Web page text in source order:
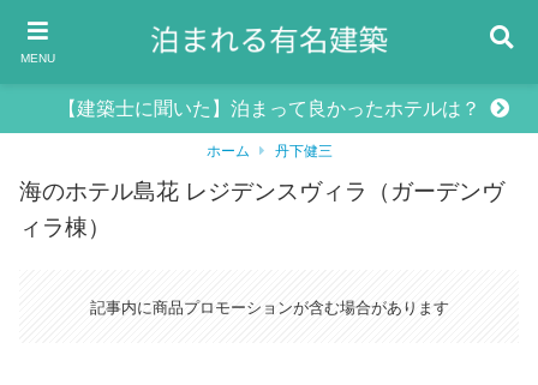
MENU
【建築士に聞いた】泊まって良かったホテルは？
ホーム 丹下健三
海のホテル島花 レジデンスヴィラ（ガーデンヴ
ィラ棟）
記事内に商品プロモーションが含む場合があります